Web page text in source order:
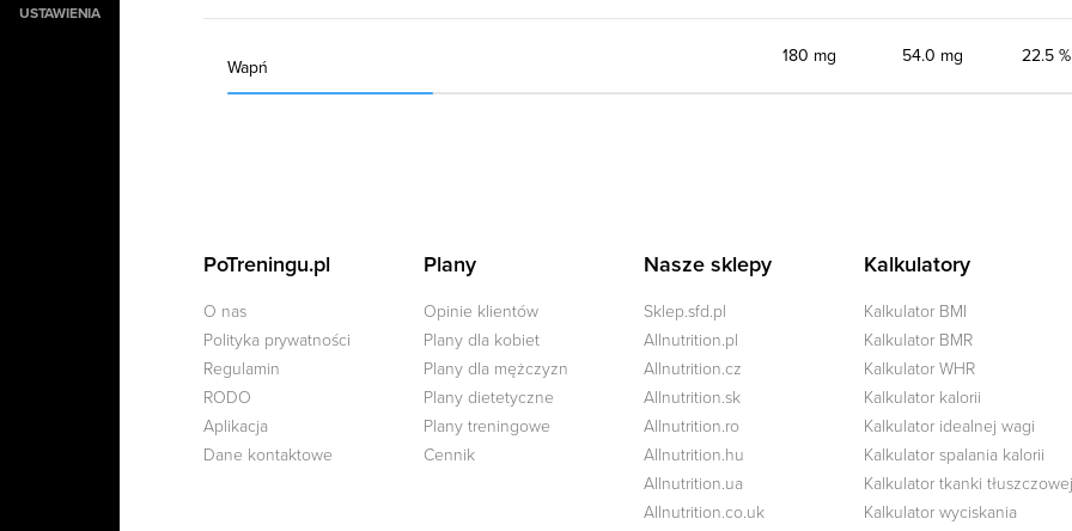
USTAWIENIA
Wapń
180 mg 54.0 mg 22.5 %
PoTreningu.pl
O nas
Polityka prywatności
Regulamin
RODO
Aplikacja
Dane kontaktowe
Plany
Opinie klientów
Plany dla kobiet
Plany dla mężczyzn
Plany dietetyczne
Plany treningowe
Cennik
Nasze sklepy
Sklep.sfd.pl
Allnutrition.pl
Allnutrition.cz
Allnutrition.sk
Allnutrition.ro
Allnutrition.hu
Allnutrition.ua
Allnutrition.co.uk
Kalkulatory
Kalkulator BMI
Kalkulator BMR
Kalkulator WHR
Kalkulator kalorii
Kalkulator idealnej wagi
Kalkulator spalania kalorii
Kalkulator tkanki tłuszczowej
Kalkulator wyciskania